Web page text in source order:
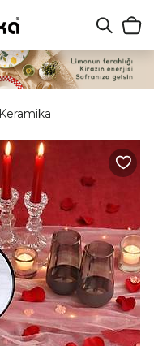
Keramika